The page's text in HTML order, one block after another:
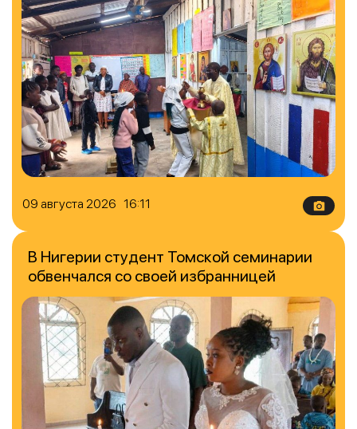
09 августа 2026 16:11
В Нигерии студент Томской семинарии
обвенчался со своей избранницей